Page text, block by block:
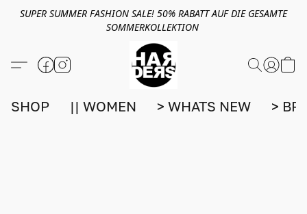
SUPER SUMMER FASHION SALE! 50% RABATT AUF DIE GESAMTE
SOMMERKOLLEKTION
SHOP || WOMEN > WHATS NEW >